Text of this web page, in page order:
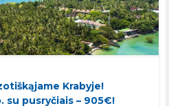
Krabyje!
su pusryčiais – 905€!